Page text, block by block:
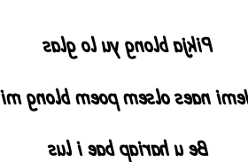
Pikja blong yu lo glas
Hemi naes olsem poem blong
Be u hariap bae i lus